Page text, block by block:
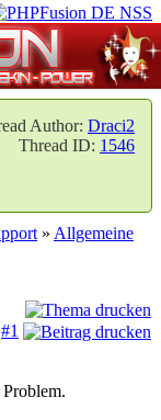
Author: Draci2
Thread ID: 1546
» Allgemeine
#1